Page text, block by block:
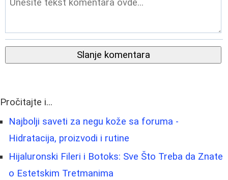
Slanje komentara
Pročitajte i...
Najbolji saveti za negu kože sa foruma -
Hidratacija, proizvodi i rutine
Hijaluronski Fileri i Botoks: Sve Što Treba da Znate
o Estetskim Tretmanima